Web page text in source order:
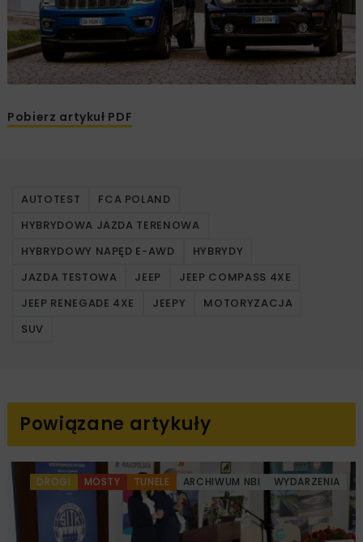
Pobierz artykuł PDF
AUTOTEST
FCA POLAND
HYBRYDOWA JAZDA TERENOWA
HYBRYDOWY NAPĘD E-AWD
HYBRYDY
JAZDA TESTOWA
JEEP
JEEP COMPASS 4XE
JEEP RENEGADE 4XE
JEEPY
MOTORYZACJA
SUV
Powiązane artykuły
DROGI MOSTY TUNELE ARCHIWUM NBI WYDARZENIA